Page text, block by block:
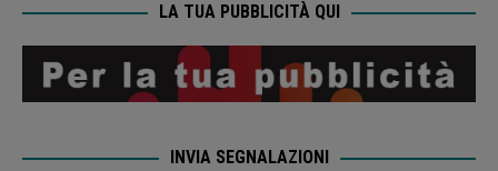
LA TUA PUBBLICITÀ QUI
INVIA SEGNALAZIONI